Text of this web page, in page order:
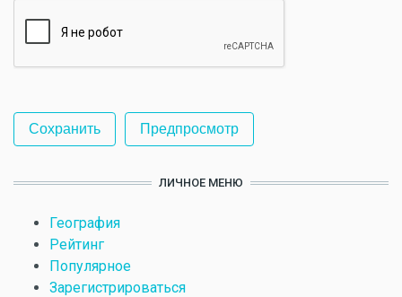
ЛИЧНОЕ МЕНЮ
География
Рейтинг
Популярное
Зарегистрироваться